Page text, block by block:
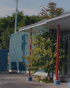
へ
ス
キ
プ